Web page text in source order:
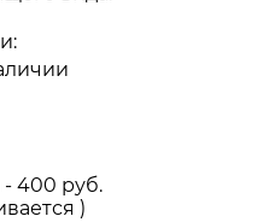
400 руб.
)